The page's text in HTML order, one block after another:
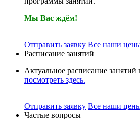
Мы Вас ждём!
Отправить заявку Все наши
Расписание занятий
Актуальное расписание
посмотреть здесь.
Отправить заявку Все наши
Частые вопросы